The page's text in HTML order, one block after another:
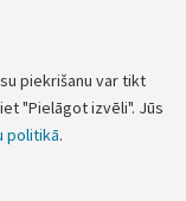
Anotācijas /
piekrišanu var tikt
"Pielāgot izvēli". Jūs
politikā.